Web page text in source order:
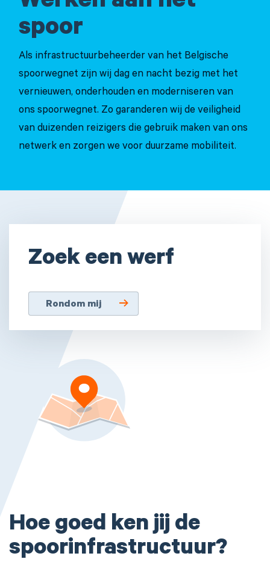
spoor
Als infrastructuurbeheerder van het Belgische
spoorwegnet zijn wij dag en nacht bezig met het
vernieuwen, onderhouden en moderniseren van
ons spoorwegnet. Zo garanderen wij de veiligheid
van duizenden reizigers die gebruik maken van ons
netwerk en zorgen we voor duurzame mobiliteit.
Zoek een werf
Rondom mij
Hoe goed ken jij de
spoorinfrastructuur?